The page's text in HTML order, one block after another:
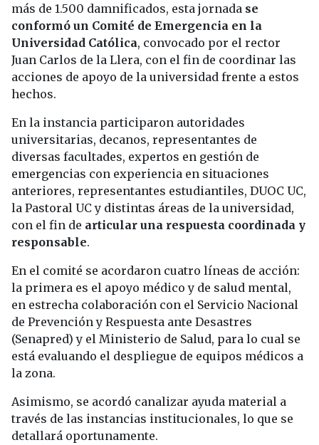
más de 1.500 damnificados, esta jornada se
conformó un Comité de Emergencia en la
Universidad Católica, convocado por el rector
Juan Carlos de la Llera, con el fin de coordinar las
acciones de apoyo de la universidad frente a estos
hechos.
En la instancia participaron autoridades
universitarias, decanos, representantes de
diversas facultades, expertos en gestión de
emergencias con experiencia en situaciones
anteriores, representantes estudiantiles, DUOC UC,
la Pastoral UC y distintas áreas de la universidad,
con el fin de articular una respuesta coordinada y
responsable.
En el comité se acordaron cuatro líneas de acción:
la primera es el apoyo médico y de salud mental,
en estrecha colaboración con el Servicio Nacional
de Prevención y Respuesta ante Desastres
(Senapred) y el Ministerio de Salud, para lo cual se
está evaluando el despliegue de equipos médicos a
la zona.
Asimismo, se acordó canalizar ayuda material a
través de las instancias institucionales, lo que se
detallará oportunamente.